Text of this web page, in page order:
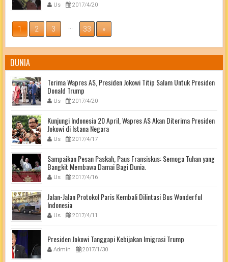
Us 2017/4/20
1 2 3 33 »
DUNIA
Terima Wapres AS, Presiden Jokowi Titip Salam Untuk Presiden
Donald Trump
Us 2017/4/20
Kunjungi Indonesia 20 April, Wapres AS Akan Diterima Presiden
Jokowi di Istana Negara
Us 2017/4/17
Sampaikan Pesan Paskah, Paus Fransiskus: Semoga Tuhan yang
Bangkit Membawa Damai Bagi Dunia.
Us 2017/4/16
Jalan-Jalan Protokol Paris Kembali Dilintasi Bus Wonderful
Indonesia
Us 2017/4/11
Presiden Jokowi Tanggapi Kebijakan Imigrasi Trump
Admin 2017/1/30